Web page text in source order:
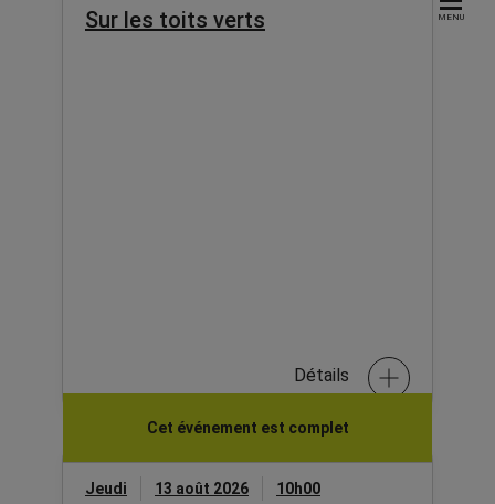
MENU
Sur les toits verts
Détails
Cet événement est complet
Jeudi 13 août 2026 10h00